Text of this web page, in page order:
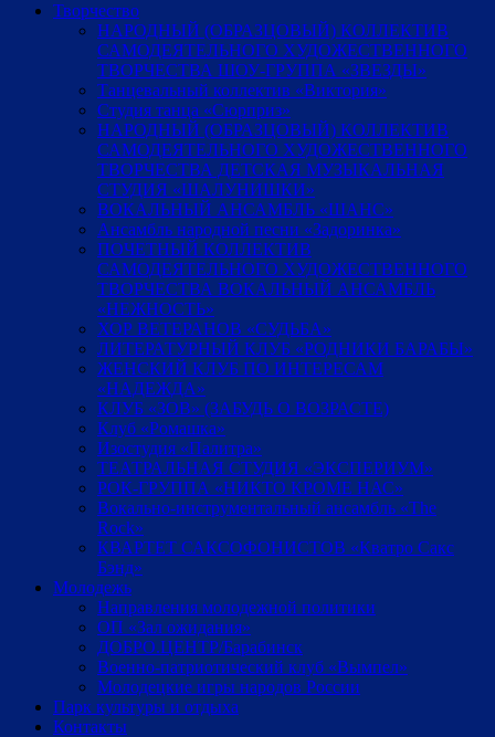
Творчество
НАРОДНЫЙ (ОБРАЗЦОВЫЙ) КОЛЛЕКТИВ
САМОДЕЯТЕЛЬНОГО ХУДОЖЕСТВЕННОГО
ТВОРЧЕСТВА ШОУ-ГРУППА «ЗВЕЗДЫ»
Танцевальный коллектив «Виктория»
Студия танца «Сюрприз»
НАРОДНЫЙ (ОБРАЗЦОВЫЙ) КОЛЛЕКТИВ
САМОДЕЯТЕЛЬНОГО ХУДОЖЕСТВЕННОГО
ТВОРЧЕСТВА ДЕТСКАЯ МУЗЫКАЛЬНАЯ
СТУДИЯ «ШАЛУНИШКИ»
ВОКАЛЬНЫЙ АНСАМБЛЬ «ШАНС»
Ансамбль народной песни «Задоринка»
ПОЧЕТНЫЙ КОЛЛЕКТИВ
САМОДЕЯТЕЛЬНОГО ХУДОЖЕСТВЕННОГО
ТВОРЧЕСТВА ВОКАЛЬНЫЙ АНСАМБЛЬ
«НЕЖНОСТЬ»
ХОР ВЕТЕРАНОВ «СУДЬБА»
ЛИТЕРАТУРНЫЙ КЛУБ «РОДНИКИ БАРАБЫ»
ЖЕНСКИЙ КЛУБ ПО ИНТЕРЕСАМ
«НАДЕЖДА»
КЛУБ «ЗОВ» (ЗАБУДЬ О ВОЗРАСТЕ)
Клуб «Ромашка»
Изостудия «Палитра»
ТЕАТРАЛЬНАЯ СТУДИЯ «ЭКСПЕРИУМ»
РОК-ГРУППА «НИКТО КРОМЕ НАС»
Вокально-инструментальный ансамбль «The
Rock»
КВАРТЕТ САКСОФОНИСТОВ «Кватро Сакс
Бэнд»
Молодежь
Направления молодежной политики
ОП «Зал ожидания»
ДОБРО.ЦЕНТР/Барабинск
Военно-патриотический клуб «Вымпел»
Молодецкие игры народов России
Парк культуры и отдыха
Контакты